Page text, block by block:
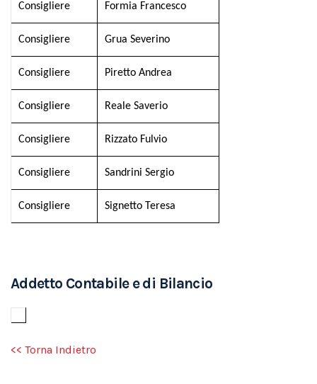
Consigliere Formia Francesco
Consigliere Grua Severino
Consigliere Piretto Andrea
Consigliere Reale Saverio
Consigliere Rizzato Fulvio
Consigliere Sandrini Sergio
Consigliere Signetto Teresa
Addetto Contabile e di Bilancio
<< Torna Indietro